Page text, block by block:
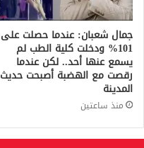
جمال شعبان: عندما حصلت على
101% ودخلت كلية الطب لم
يسمع عنها أحد.. لكن عندما
رقصت مع الهضبة أصبحت حديث
المدينة
منذ ساعتين